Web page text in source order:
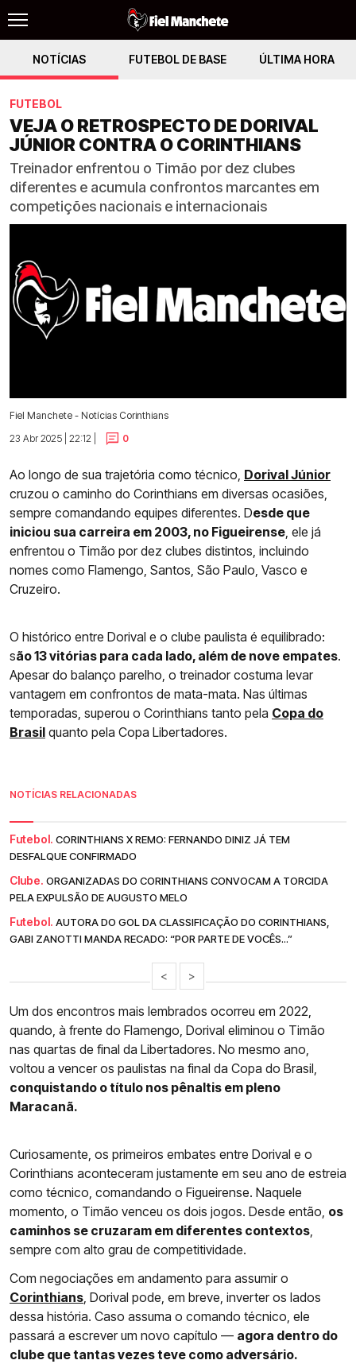
NOTÍCIAS FUTEBOL DE BASE ÚLTIMA HORA
FUTEBOL
VEJA O RETROSPECTO DE DORIVAL
JÚNIOR CONTRA O CORINTHIANS
Treinador enfrentou o Timão por dez clubes
diferentes e acumula confrontos marcantes em
competições nacionais e internacionais
Fiel Manchete - Notícias Corinthians
23 Abr 2025 | 22:12 |
0
Ao longo de sua trajetória como técnico, Dorival Júnior
cruzou o caminho do Corinthians em diversas ocasiões,
sempre comandando equipes diferentes. Desde que
iniciou sua carreira em 2003, no Figueirense, ele já
enfrentou o Timão por dez clubes distintos, incluindo
nomes como Flamengo, Santos, São Paulo, Vasco e
Cruzeiro.
O histórico entre Dorival e o clube paulista é equilibrado:
são 13 vitórias para cada lado, além de nove empates.
Apesar do balanço parelho, o treinador costuma levar
vantagem em confrontos de mata-mata. Nas últimas
temporadas, superou o Corinthians tanto pela Copa do
Brasil quanto pela Copa Libertadores.
NOTÍCIAS RELACIONADAS
Futebol. CORINTHIANS X REMO: FERNANDO DINIZ JÁ TEM
DESFALQUE CONFIRMADO
Clube. ORGANIZADAS DO CORINTHIANS CONVOCAM A TORCIDA
PELA EXPULSÃO DE AUGUSTO MELO
Futebol. AUTORA DO GOL DA CLASSIFICAÇÃO DO CORINTHIANS,
GABI ZANOTTI MANDA RECADO: “POR PARTE DE VOCÊS...”
< >
Um dos encontros mais lembrados ocorreu em 2022,
quando, à frente do Flamengo, Dorival eliminou o Timão
nas quartas de final da Libertadores. No mesmo ano,
voltou a vencer os paulistas na final da Copa do Brasil,
conquistando o título nos pênaltis em pleno
Maracanã.
Curiosamente, os primeiros embates entre Dorival e o
Corinthians aconteceram justamente em seu ano de estreia
como técnico, comandando o Figueirense. Naquele
momento, o Timão venceu os dois jogos. Desde então, os
caminhos se cruzaram em diferentes contextos,
sempre com alto grau de competitividade.
Com negociações em andamento para assumir o
Corinthians, Dorival pode, em breve, inverter os lados
dessa história. Caso assuma o comando técnico, ele
passará a escrever um novo capítulo — agora dentro do
clube que tantas vezes teve como adversário.